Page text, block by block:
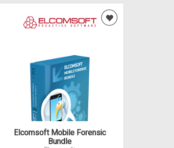
Elcomsoft Mobile Forensic
Bundle